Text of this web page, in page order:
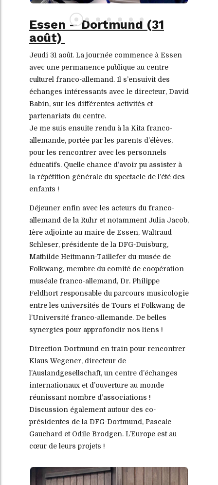
Essen – Dortmund (31
août)
Jeudi 31 août. La journée commence à Essen
avec une permanence publique au centre
culturel franco-allemand. Il s’ensuivit des
échanges intéressants avec le directeur, David
Babin, sur les différentes activités et
partenariats du centre.
Je me suis ensuite rendu à la Kita franco-
allemande, portée par les parents d’élèves,
pour les rencontrer avec les personnels
éducatifs. Quelle chance d’avoir pu assister à
la répétition générale du spectacle de l’été des
enfants !
Déjeuner enfin avec les acteurs du franco-
allemand de la Ruhr et notamment Julia Jacob,
1ère adjointe au maire de Essen, Waltraud
Schleser, présidente de la DFG-Duisburg,
Mathilde Heitmann-Taillefer du musée de
Folkwang, membre du comité de coopération
muséale franco-allemand, Dr. Philippe
Feldhort responsable du parcours musicologie
entre les universités de Tours et Folkwang de
l’Université franco-allemande. De belles
synergies pour approfondir nos liens !
Direction Dortmund en train pour rencontrer
Klaus Wegener, directeur de
l’Auslandgesellschaft, un centre d’échanges
internationaux et d’ouverture au monde
réunissant nombre d’associations !
Discussion également autour des co-
présidentes de la DFG-Dortmund, Pascale
Gauchard et Odile Brodgen. L’Europe est au
cœur de leurs projets !